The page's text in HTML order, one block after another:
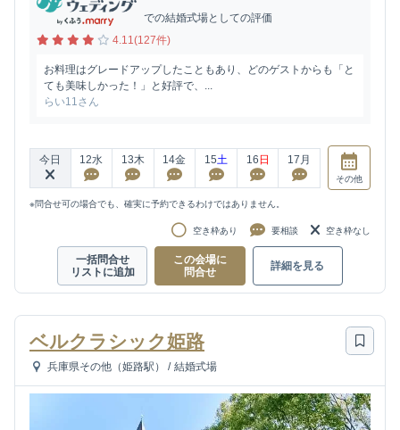
での結婚式場としての評価
4.11(127件)
お料理はグレードアップしたこともあり、どのゲストからも「と
ても美味しかった！」と好評で、...
らい11さん
今日 12水 13木 14金 15土 16 日 17 月
その他
※問合せ可の場合でも、確実に予約できるわけではありません。
空き枠あり 要相談 空き枠なし
一括問合せ
リストに追加
この会場に
問合せ
詳細を見る
ベルクラシック姫路
兵庫県その他（姫路駅） / 結婚式場